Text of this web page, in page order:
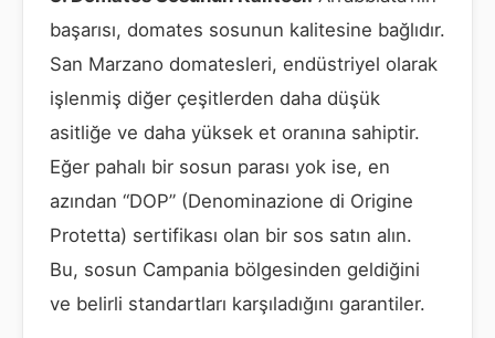
başarısı, domates sosunun kalitesine bağlıdır.
San Marzano domatesleri, endüstriyel olarak
işlenmiş diğer çeşitlerden daha düşük
asitliğe ve daha yüksek et oranına sahiptir.
Eğer pahalı bir sosun parası yok ise, en
azından “DOP” (Denominazione di Origine
Protetta) sertifikası olan bir sos satın alın.
Bu, sosun Campania bölgesinden geldiğini
ve belirli standartları karşıladığını garantiler.